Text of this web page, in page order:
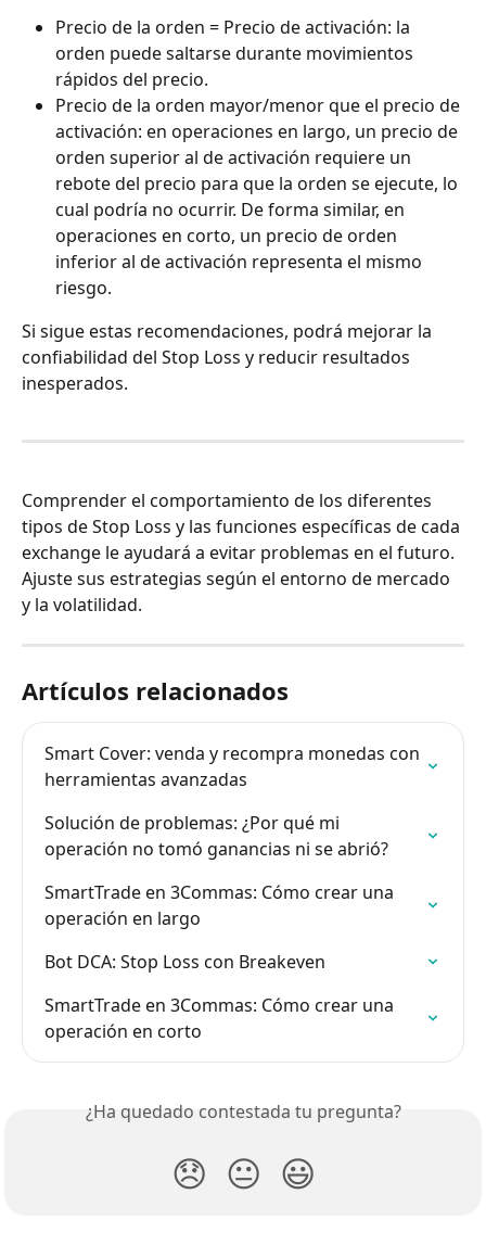
Precio de la orden = Precio de activación: la
orden puede saltarse durante movimientos
rápidos del precio.
Precio de la orden mayor/menor que el precio de
activación: en operaciones en largo, un precio de
orden superior al de activación requiere un
rebote del precio para que la orden se ejecute, lo
cual podría no ocurrir. De forma similar, en
operaciones en corto, un precio de orden
inferior al de activación representa el mismo
riesgo.
Si sigue estas recomendaciones, podrá mejorar la
confiabilidad del Stop Loss y reducir resultados
inesperados.
Comprender el comportamiento de los diferentes
tipos de Stop Loss y las funciones específicas de cada
exchange le ayudará a evitar problemas en el futuro.
Ajuste sus estrategias según el entorno de mercado
y la volatilidad.
Artículos relacionados
Smart Cover: venda y recompra monedas con
herramientas avanzadas
Solución de problemas: ¿Por qué mi
operación no tomó ganancias ni se abrió?
SmartTrade en 3Commas: Cómo crear una
operación en largo
Bot DCA: Stop Loss con Breakeven
SmartTrade en 3Commas: Cómo crear una
operación en corto
¿Ha quedado contestada tu pregunta?
😞 😐 😃